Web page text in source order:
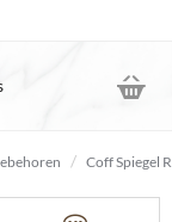
Coff Spiegel